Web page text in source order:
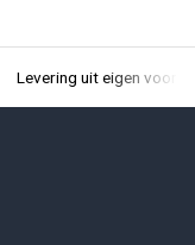
Levering uit eigen